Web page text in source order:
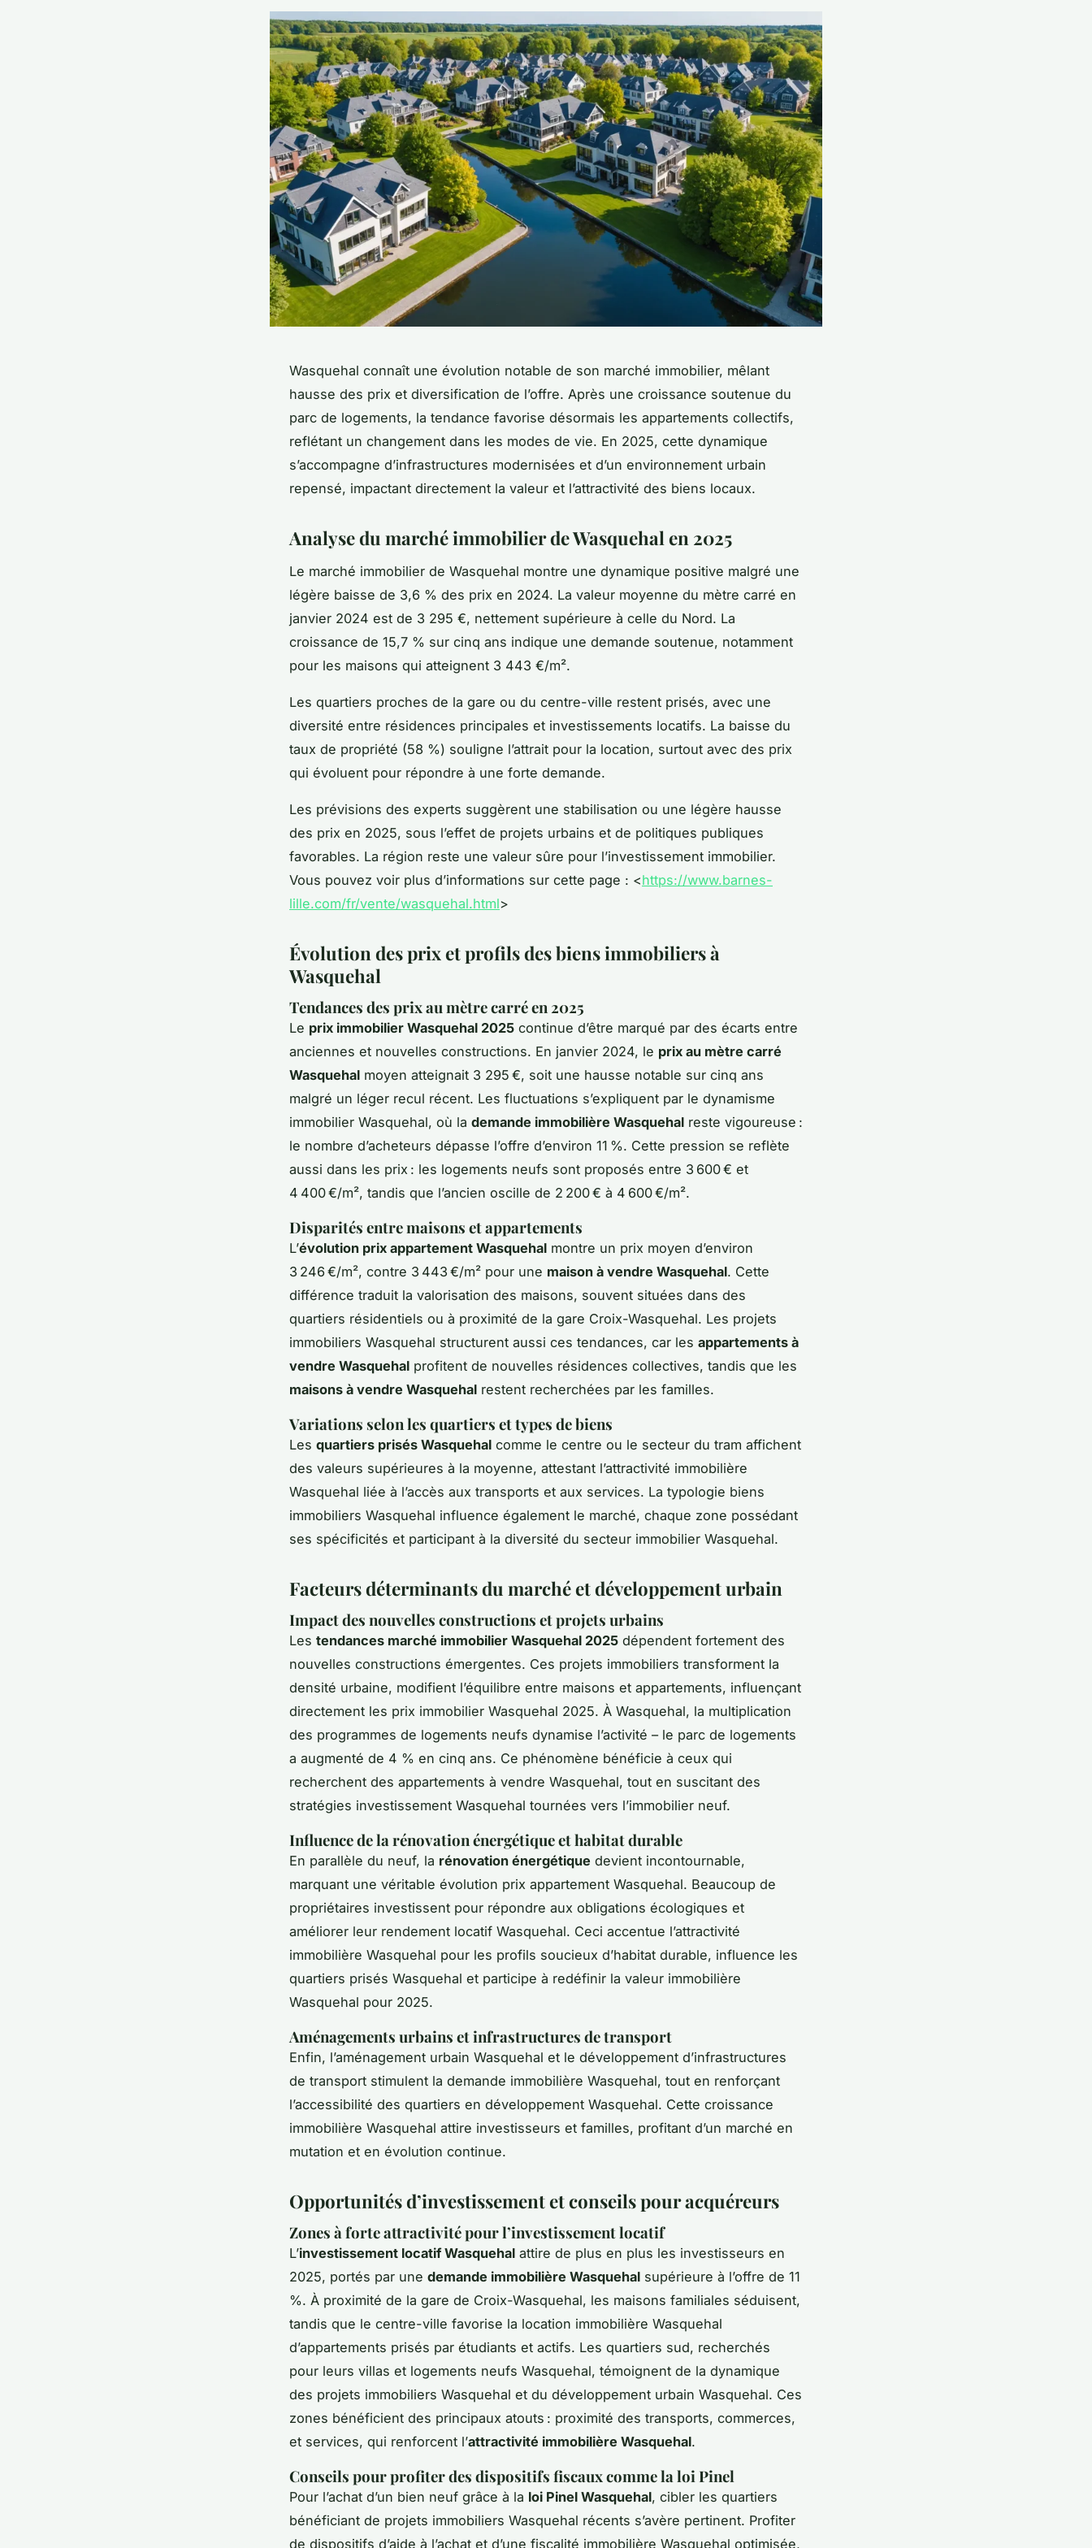
Wasquehal connaît une évolution notable de son marché immobilier, mêlant
hausse des prix et diversification de l’offre. Après une croissance soutenue du
parc de logements, la tendance favorise désormais les appartements collectifs,
reflétant un changement dans les modes de vie. En 2025, cette dynamique
s’accompagne d’infrastructures modernisées et d’un environnement urbain
repensé, impactant directement la valeur et l’attractivité des biens locaux.
Analyse du marché immobilier de Wasquehal en 2025
Le marché immobilier de Wasquehal montre une dynamique positive malgré une
légère baisse de 3,6 % des prix en 2024. La valeur moyenne du mètre carré en
janvier 2024 est de 3 295 €, nettement supérieure à celle du Nord. La
croissance de 15,7 % sur cinq ans indique une demande soutenue, notamment
pour les maisons qui atteignent 3 443 €/m².
Les quartiers proches de la gare ou du centre-ville restent prisés, avec une
diversité entre résidences principales et investissements locatifs. La baisse du
taux de propriété (58 %) souligne l’attrait pour la location, surtout avec des prix
qui évoluent pour répondre à une forte demande.
Les prévisions des experts suggèrent une stabilisation ou une légère hausse
des prix en 2025, sous l’effet de projets urbains et de politiques publiques
favorables. La région reste une valeur sûre pour l’investissement immobilier.
Vous pouvez voir plus d’informations sur cette page : <https://www.barnes-
lille.com/fr/vente/wasquehal.html>
Évolution des prix et profils des biens immobiliers à
Wasquehal
Tendances des prix au mètre carré en 2025
Le prix immobilier Wasquehal 2025 continue d’être marqué par des écarts entre
anciennes et nouvelles constructions. En janvier 2024, le prix au mètre carré
Wasquehal moyen atteignait 3 295 €, soit une hausse notable sur cinq ans
malgré un léger recul récent. Les fluctuations s’expliquent par le dynamisme
immobilier Wasquehal, où la demande immobilière Wasquehal reste vigoureuse :
le nombre d’acheteurs dépasse l’offre d’environ 11 %. Cette pression se reflète
aussi dans les prix : les logements neufs sont proposés entre 3 600 € et
4 400 €/m², tandis que l’ancien oscille de 2 200 € à 4 600 €/m².
Disparités entre maisons et appartements
L’évolution prix appartement Wasquehal montre un prix moyen d’environ
3 246 €/m², contre 3 443 €/m² pour une maison à vendre Wasquehal. Cette
différence traduit la valorisation des maisons, souvent situées dans des
quartiers résidentiels ou à proximité de la gare Croix-Wasquehal. Les projets
immobiliers Wasquehal structurent aussi ces tendances, car les appartements à
vendre Wasquehal profitent de nouvelles résidences collectives, tandis que les
maisons à vendre Wasquehal restent recherchées par les familles.
Variations selon les quartiers et types de biens
Les quartiers prisés Wasquehal comme le centre ou le secteur du tram affichent
des valeurs supérieures à la moyenne, attestant l’attractivité immobilière
Wasquehal liée à l’accès aux transports et aux services. La typologie biens
immobiliers Wasquehal influence également le marché, chaque zone possédant
ses spécificités et participant à la diversité du secteur immobilier Wasquehal.
Facteurs déterminants du marché et développement urbain
Impact des nouvelles constructions et projets urbains
Les tendances marché immobilier Wasquehal 2025 dépendent fortement des
nouvelles constructions émergentes. Ces projets immobiliers transforment la
densité urbaine, modifient l’équilibre entre maisons et appartements, influençant
directement les prix immobilier Wasquehal 2025. À Wasquehal, la multiplication
des programmes de logements neufs dynamise l’activité – le parc de logements
a augmenté de 4 % en cinq ans. Ce phénomène bénéficie à ceux qui
recherchent des appartements à vendre Wasquehal, tout en suscitant des
stratégies investissement Wasquehal tournées vers l’immobilier neuf.
Influence de la rénovation énergétique et habitat durable
En parallèle du neuf, la rénovation énergétique devient incontournable,
marquant une véritable évolution prix appartement Wasquehal. Beaucoup de
propriétaires investissent pour répondre aux obligations écologiques et
améliorer leur rendement locatif Wasquehal. Ceci accentue l’attractivité
immobilière Wasquehal pour les profils soucieux d’habitat durable, influence les
quartiers prisés Wasquehal et participe à redéfinir la valeur immobilière
Wasquehal pour 2025.
Aménagements urbains et infrastructures de transport
Enfin, l’aménagement urbain Wasquehal et le développement d’infrastructures
de transport stimulent la demande immobilière Wasquehal, tout en renforçant
l’accessibilité des quartiers en développement Wasquehal. Cette croissance
immobilière Wasquehal attire investisseurs et familles, profitant d’un marché en
mutation et en évolution continue.
Opportunités d’investissement et conseils pour acquéreurs
Zones à forte attractivité pour l’investissement locatif
L’investissement locatif Wasquehal attire de plus en plus les investisseurs en
2025, portés par une demande immobilière Wasquehal supérieure à l’offre de 11
%. À proximité de la gare de Croix-Wasquehal, les maisons familiales séduisent,
tandis que le centre-ville favorise la location immobilière Wasquehal
d’appartements prisés par étudiants et actifs. Les quartiers sud, recherchés
pour leurs villas et logements neufs Wasquehal, témoignent de la dynamique
des projets immobiliers Wasquehal et du développement urbain Wasquehal. Ces
zones bénéficient des principaux atouts : proximité des transports, commerces,
et services, qui renforcent l’attractivité immobilière Wasquehal.
Conseils pour profiter des dispositifs fiscaux comme la loi Pinel
Pour l’achat d’un bien neuf grâce à la loi Pinel Wasquehal, cibler les quartiers
bénéficiant de projets immobiliers Wasquehal récents s’avère pertinent. Profiter
de dispositifs d’aide à l’achat et d’une fiscalité immobilière Wasquehal optimisée,